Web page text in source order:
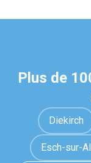
Plus de
Diekirch
Esch-sur-